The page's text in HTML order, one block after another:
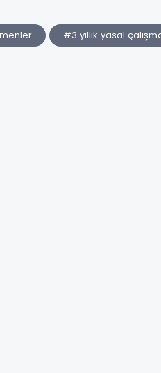
#3 yıllık yasal